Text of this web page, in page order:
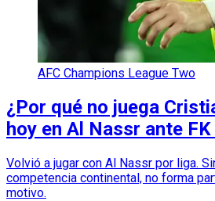
AFC Champions League Two
¿Por qué no juega
hoy en Al Nassr ante
Volvió a jugar con Al Nassr por liga.
competencia continental, no forma
motivo.